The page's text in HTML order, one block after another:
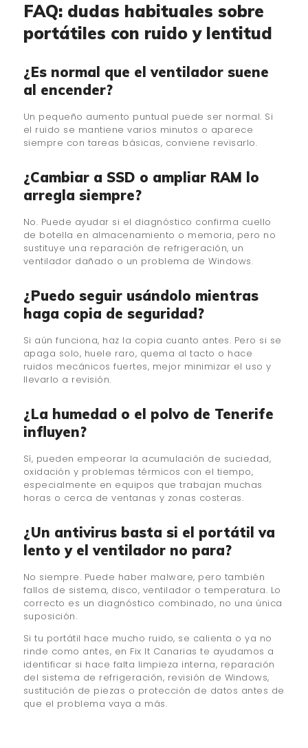
FAQ: dudas habituales sobre
portátiles con ruido y lentitud
¿Es normal que el ventilador suene
al encender?
Un pequeño aumento puntual puede ser normal. Si
el ruido se mantiene varios minutos o aparece
siempre con tareas básicas, conviene revisarlo.
¿Cambiar a SSD o ampliar RAM lo
arregla siempre?
No. Puede ayudar si el diagnóstico confirma cuello
de botella en almacenamiento o memoria, pero no
sustituye una reparación de refrigeración, un
ventilador dañado o un problema de Windows.
¿Puedo seguir usándolo mientras
haga copia de seguridad?
Si aún funciona, haz la copia cuanto antes. Pero si se
apaga solo, huele raro, quema al tacto o hace
ruidos mecánicos fuertes, mejor minimizar el uso y
llevarlo a revisión.
¿La humedad o el polvo de Tenerife
influyen?
Sí, pueden empeorar la acumulación de suciedad,
oxidación y problemas térmicos con el tiempo,
especialmente en equipos que trabajan muchas
horas o cerca de ventanas y zonas costeras.
¿Un antivirus basta si el portátil va
lento y el ventilador no para?
No siempre. Puede haber malware, pero también
fallos de sistema, disco, ventilador o temperatura. Lo
correcto es un diagnóstico combinado, no una única
suposición.
Si tu portátil hace mucho ruido, se calienta o ya no
rinde como antes, en Fix It Canarias te ayudamos a
identificar si hace falta limpieza interna, reparación
del sistema de refrigeración, revisión de Windows,
sustitución de piezas o protección de datos antes de
que el problema vaya a más.